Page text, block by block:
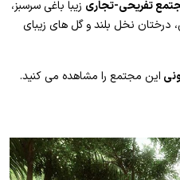
تفریحی-تجاری زیبا باغی سرسبز،
نخل بلند و گل های زیبای
این مجتمع را مشاهده می کنید.